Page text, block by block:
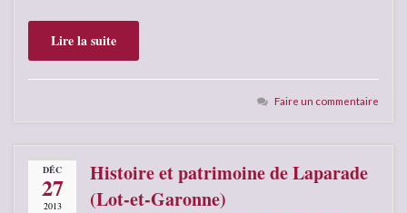
Lire la suite
Faire un commentaire
DÉC
27
2013
Histoire et patrimoine de Laparade
(Lot-et-Garonne)